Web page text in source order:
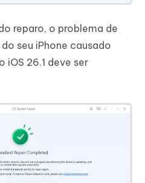
reparo, o problema de
seu iPhone causado
iOS 26.1 deve ser